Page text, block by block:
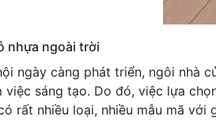
nhựa ngoài trời
ngày càng phát triển, ngôi nhà
việc sáng tạo. Do đó, việc lựa
rất nhiều loại, nhiều mẫu mã với